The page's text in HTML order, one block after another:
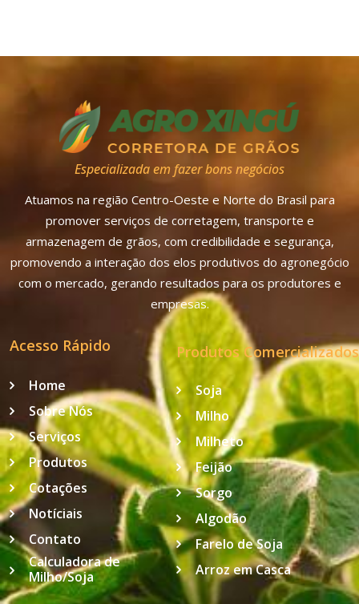
Especializada em fazer bons negócios
Atuamos na região Centro-Oeste e Norte do Brasil para
promover serviços de corretagem, transporte e
armazenagem de grãos, com credibilidade e segurança,
promovendo a interação dos elos produtivos do agronegócio
com o mercado, gerando resultados para os produtores e
empresas.
Acesso Rápido
Home
Sobre Nós
Serviços
Produtos
Cotações
Notíciais
Contato
Calculadora de
Milho/Soja
Produtos Comercializados
Soja
Milho
Milheto
Feijão
Sorgo
Algodão
Farelo de Soja
Arroz em Casca